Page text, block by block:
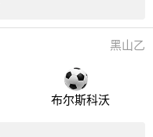
黑山乙
布尔斯科沃